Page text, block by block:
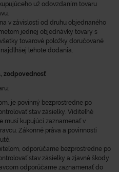
už odovzdaním tovaru
v závislosti od druhu objednaného
jednej objednávky tovary s
tovarové položky doručované
lehote dodania.
zodpovednosť
je povinný bezprostredne po
stav zásielky. Viditeľné
musí kupujúci zaznamenať v
Zákonné práva a povinnosti
odporúčame bezprostredne po
stav zásielky a zjavné škody
odporúčame zaznamenať do